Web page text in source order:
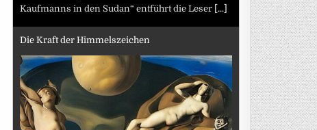
Kaufmanns in den Sudan“ entführt die Leser [...]
Die Kraft der Himmelszeichen